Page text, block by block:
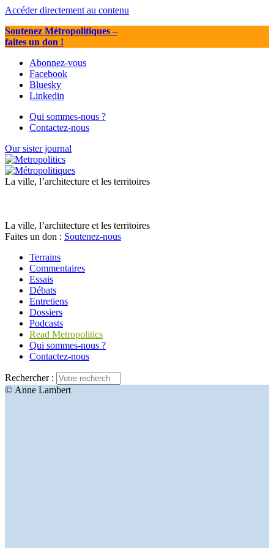
Accéder directement au contenu
Soutenez Métropolitiques–
faites un don !
Abonnez-vous
Facebook
Bluesky
Linkedin
Qui sommes-nous ?
Contactez-nous
Our sister journal
La ville, l’architecture et les territoires
La ville, l’architecture et les territoires
Faites un don : Soutenez-nous
Terrains
Commentaires
Essais
Débats
Entretiens
Dossiers
Podcasts
Read Metropolitics
Qui sommes-nous ?
Contactez-nous
Rechercher :
© Anne Lambert